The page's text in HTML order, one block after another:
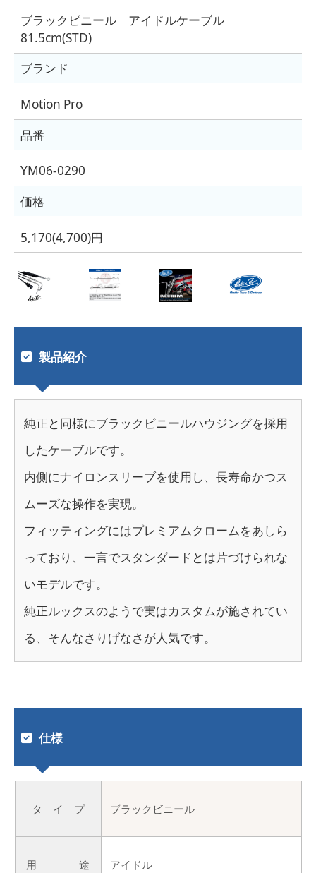
ブラックビニール アイドルケーブル
81.5cm(STD)
ブランド
Motion Pro
品番
YM06-0290
価格
5,170(4,700)円
製品紹介
純正と同様にブラックビニールハウジングを採用
したケーブルです。
内側にナイロンスリーブを使用し、長寿命かつス
ムーズな操作を実現。
フィッティングにはプレミアムクロームをあしら
っており、一言でスタンダードとは片づけられな
いモデルです。
純正ルックスのようで実はカスタムが施されてい
る、そんなさりげなさが人気です。
仕様
タ イ プ ブラックビニール
用 途 アイドル